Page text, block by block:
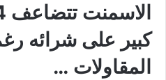
كبير على شرائه
المقاولات …